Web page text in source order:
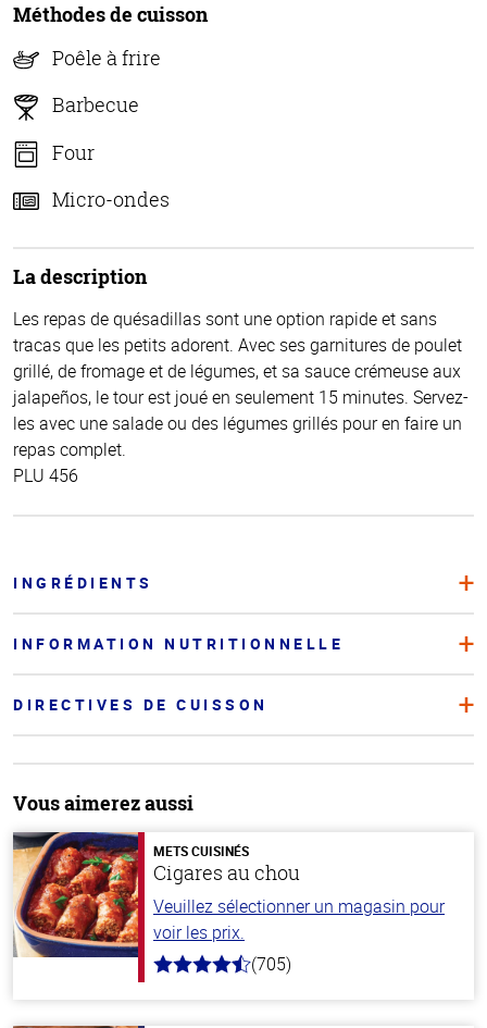
Méthodes de cuisson
Poêle à frire
Barbecue
Four
Micro-ondes
La description
Les repas de quésadillas sont une option rapide et sans
tracas que les petits adorent. Avec ses garnitures de poulet
grillé, de fromage et de légumes, et sa sauce crémeuse aux
jalapeños, le tour est joué en seulement 15 minutes. Servez-
les avec une salade ou des légumes grillés pour en faire un
repas complet.
PLU 456
INGRÉDIENTS
INFORMATION NUTRITIONNELLE
DIRECTIVES DE CUISSON
Vous aimerez aussi
METS CUISINÉS
Cigares au chou
Veuillez sélectionner un magasin pour
voir les prix.
4.6
(705)